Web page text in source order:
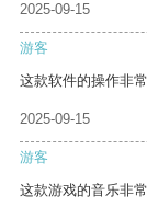
2025-09-15
游客
这款软件的操作非
2025-09-15
游客
这款游戏的音乐非